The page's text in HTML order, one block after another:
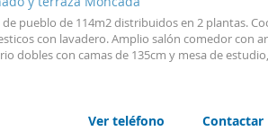
pueblo de 114m2 distribuidos en 2 plantas.
con lavadero. Amplio salón comedor con
dobles con camas de 135cm y mesa de estudio,
Incluye servicio de limpieza mensual. No
Ver teléfono Contactar